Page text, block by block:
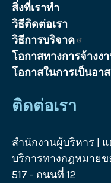
สิ่งที่เราทำ
วิธีติดต่อเรา
วิธีการบริจาค
โอกาสทางการจ้างง
โอกาสในการเป็นอา
ติดต่อเรา
สำนักงานผู้บริหาร |
บริการทางกฎหมาย
517 - ถนนที่ 12